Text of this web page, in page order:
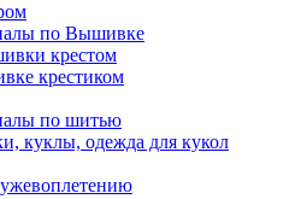
по Вышивке
крестом
крестиком
по шитью
куклы, одежда для кукол